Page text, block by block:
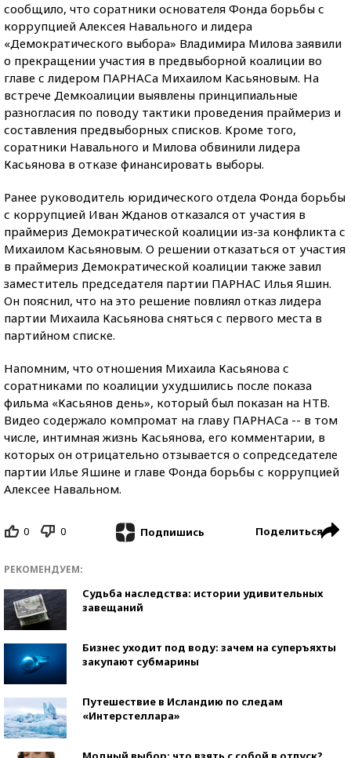
сообщило, что соратники основателя Фонда борьбы с
коррупцией Алексея Навального и лидера
«Демократического выбора» Владимира Милова заявили
о прекращении участия в предвыборной коалиции во
главе с лидером ПАРНАСа Михаилом Касьяновым. На
встрече Демкоалиции выявлены принципиальные
разногласия по поводу тактики проведения праймериз и
составления предвыборных списков. Кроме того,
соратники Навального и Милова обвинили лидера
Касьянова в отказе финансировать выборы.
Ранее руководитель юридического отдела Фонда борьбы
с коррупцией Иван Жданов отказался от участия в
праймериз Демократической коалиции из-за конфликта с
Михаилом Касьяновым. О решении отказаться от участия
в праймериз Демократической коалиции также завил
заместитель председателя партии ПАРНАС Илья Яшин.
Он пояснил, что на это решение повлиял отказ лидера
партии Михаила Касьянова сняться с первого места в
партийном списке.
Напомним, что отношения Михаила Касьянова с
соратниками по коалиции ухудшились после показа
фильма «Касьянов день», который был показан на НТВ.
Видео содержало компромат на главу ПАРНАСа -- в том
числе, интимная жизнь Касьянова, его комментарии, в
которых он отрицательно отзывается о сопредседателе
партии Илье Яшине и главе Фонда борьбы с коррупцией
Алексее Навальном.
0 0 Подпишись Поделиться
РЕКОМЕНДУЕМ:
Судьба наследства: истории удивительных
завещаний
Бизнес уходит под воду: зачем на суперъяхты
закупают субмарины
Путешествие в Исландию по следам
«Интерстеллара»